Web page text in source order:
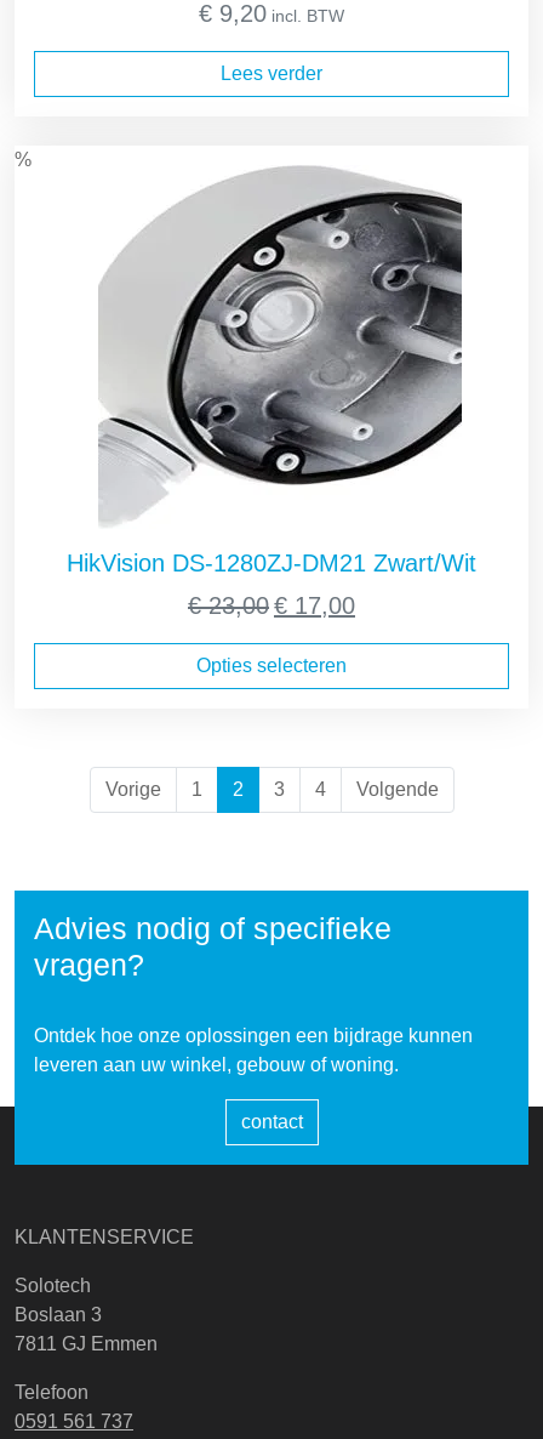
€ 11,70.€ 7,60.
€ 9,20 incl. BTW
Lees verder
%
HikVision DS-1280ZJ-DM21 Zwart/Wit
€23,00 Oorspronkelijke
was:
€ 23,00.
€ 17,00Huidige
€ 17,00.
Opties selecteren
Vorige 1 2 3 4 Volgende
Advies nodig of specifieke
vragen?
Ontdek hoe onze oplossingen een bijdrage kunnen
leveren aan uw winkel, gebouw of woning.
contact
KLANTENSERVICE
Solotech
Boslaan 3
7811 GJ Emmen
Telefoon
0591 561 737